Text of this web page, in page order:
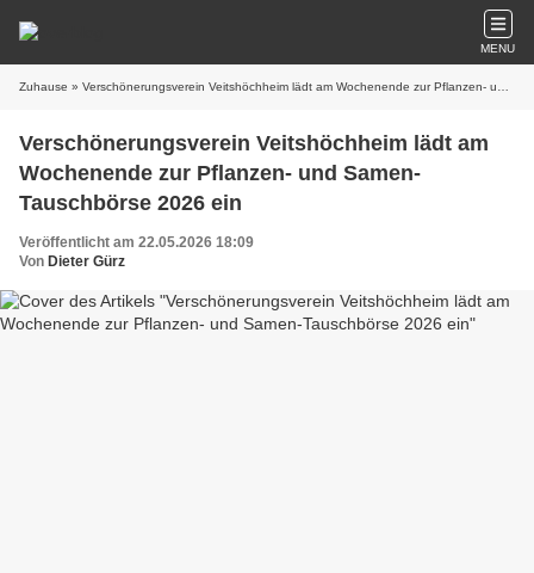
MENU
Zuhause » Verschönerungsverein Veitshöchheim lädt am Wochenende zur Pflanzen- und Samen-Tauschbörse 2026 ein
Verschönerungsverein Veitshöchheim lädt am
Wochenende zur Pflanzen- und Samen-
Tauschbörse 2026 ein
Veröffentlicht am 22.05.2026 18:09
Von Dieter Gürz